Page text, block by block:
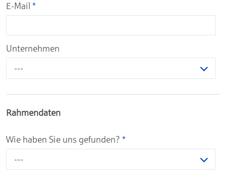
E-Mail *
Unternehmen
---
Rahmendaten
Wie haben Sie uns gefunden? *
---